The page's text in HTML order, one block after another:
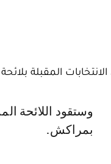
المقبلة
وستقود اللائحة المذكورة عزيزة بوجريدة الكاتبة الاقليمية لحزب الحركة الشعبية
بمراكش.